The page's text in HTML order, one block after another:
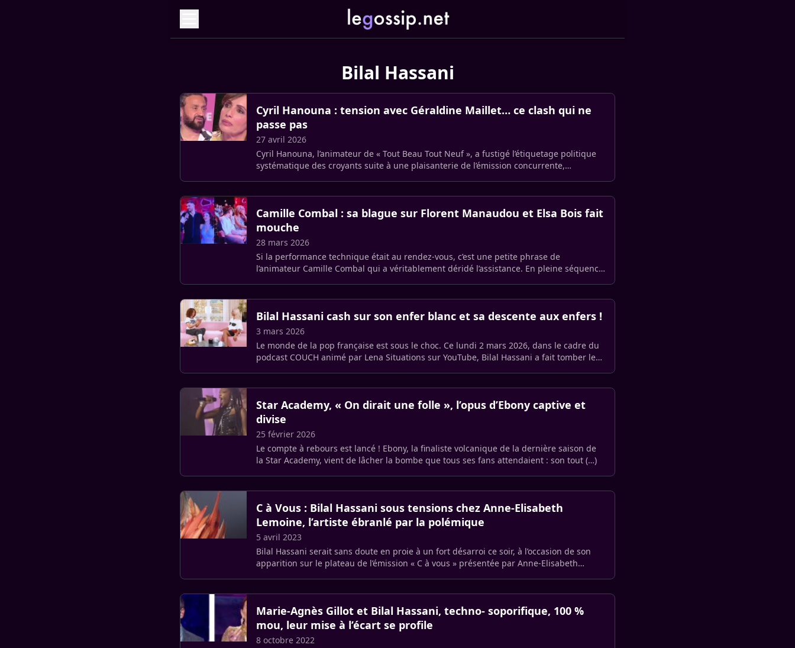
Bilal Hassani
Cyril Hanouna : tension avec Géraldine Maillet… ce clash qui ne
passe pas
27 avril 2026
Cyril Hanouna, l’animateur de « Tout Beau Tout Neuf », a fustigé l’étiquetage politique
systématique des croyants suite à une plaisanterie de l’émission concurrente,
Camille Combal : sa blague sur Florent Manaudou et Elsa Bois fait
mouche
28 mars 2026
Si la performance technique était au rendez-vous, c’est une petite phrase de
l’animateur Camille Combal qui a véritablement déridé l’assistance. En pleine séquence
Bilal Hassani cash sur son enfer blanc et sa descente aux enfers !
3 mars 2026
Le monde de la pop française est sous le choc. Ce lundi 2 mars 2026, dans le cadre du
podcast COUCH animé par Lena Situations sur YouTube, Bilal Hassani a fait tomber le
Star Academy, « On dirait une folle », l’opus d’Ebony captive et
divise
25 février 2026
Le compte à rebours est lancé ! Ebony, la finaliste volcanique de la dernière saison de
la Star Academy, vient de lâcher la bombe que tous ses fans attendaient : son tout (…)
C à Vous : Bilal Hassani sous tensions chez Anne-Elisabeth
Lemoine, l’artiste ébranlé par la polémique
5 avril 2023
Bilal Hassani serait sans doute en proie à un fort désarroi ce soir, à l’occasion de son
apparition sur le plateau de l’émission « C à vous » présentée par Anne-Elisabeth
Marie-Agnès Gillot et Bilal Hassani, techno- soporifique, 100 %
mou, leur mise à l’écart se profile
8 octobre 2022